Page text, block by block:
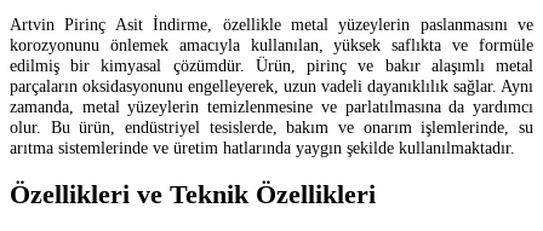
Artvin Pirinç Asit İndirme, özellikle metal yüzeylerin paslanmasını ve
korozyonunu önlemek amacıyla kullanılan, yüksek saflıkta ve formüle
edilmiş bir kimyasal çözümdür. Ürün, pirinç ve bakır alaşımlı metal
parçaların oksidasyonunu engelleyerek, uzun vadeli dayanıklılık sağlar. Aynı
zamanda, metal yüzeylerin temizlenmesine ve parlatılmasına da yardımcı
olur. Bu ürün, endüstriyel tesislerde, bakım ve onarım işlemlerinde, su
arıtma sistemlerinde ve üretim hatlarında yaygın şekilde kullanılmaktadır.
Özellikleri ve Teknik Özellikleri